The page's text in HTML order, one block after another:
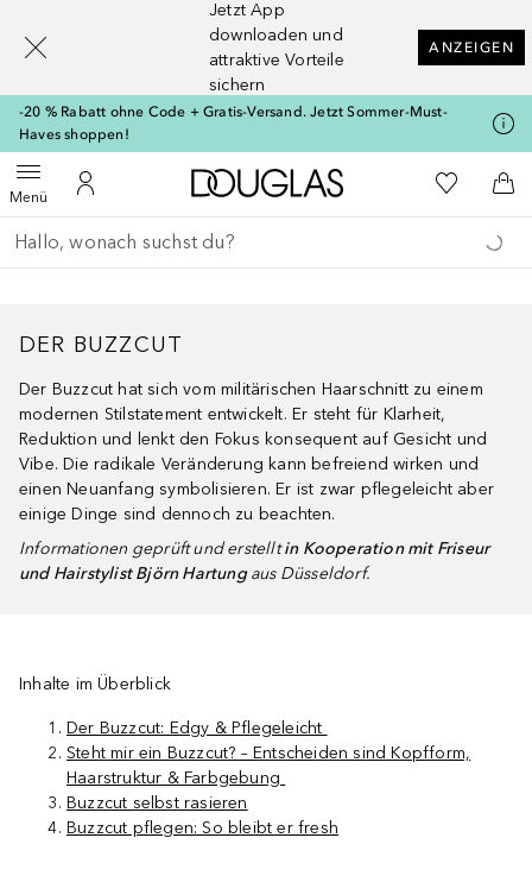
Jetzt App
downloaden und
attraktive Vorteile
sichern
ANZEIGEN
-20 % Rabatt ohne Code + Gratis-Versand. Jetzt Sommer-Must-
Haves shoppen!
MenüMenü öffnenZu Meinem Kundenkonto
Zur Douglas Startseite
Zu Meiner
Gehe zurück
Suche ausführen
DER BUZZCUT
Der Buzzcut hat sich vom militärischen Haarschnitt zu einem
modernen Stilstatement entwickelt. Er steht für Klarheit,
Reduktion und lenkt den Fokus konsequent auf Gesicht und
Vibe. Die radikale Veränderung kann befreiend wirken und
einen Neuanfang symbolisieren. Er ist zwar pflegeleicht aber
einige Dinge sind dennoch zu beachten.
Informationen geprüft und erstelltin Kooperation mit Friseur
und Hairstylist Björn Hartungaus Düsseldorf.
Inhalte im Überblick
Der Buzzcut: Edgy & Pflegeleicht
Steht mir ein Buzzcut? – Entscheiden sind Kopfform,
Haarstruktur & Farbgebung
Buzzcut selbst rasieren
Buzzcut pflegen: So bleibt er fresh
[navigation.slideout.screenreader]